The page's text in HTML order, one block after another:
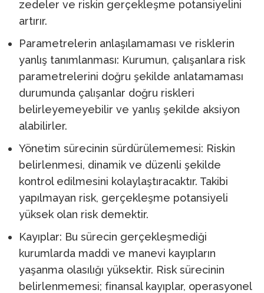
zedeler ve riskin gerçekleşme potansiyelini
artırır.
Parametrelerin anlaşılamaması ve risklerin
yanlış tanımlanması: Kurumun, çalışanlara risk
parametrelerini doğru şekilde anlatamaması
durumunda çalışanlar doğru riskleri
belirleyemeyebilir ve yanlış şekilde aksiyon
alabilirler.
Yönetim sürecinin sürdürülememesi: Riskin
belirlenmesi, dinamik ve düzenli şekilde
kontrol edilmesini kolaylaştıracaktır. Takibi
yapılmayan risk, gerçekleşme potansiyeli
yüksek olan risk demektir.
Kayıplar: Bu sürecin gerçekleşmediği
kurumlarda maddi ve manevi kayıpların
yaşanma olasılığı yüksektir. Risk sürecinin
belirlenmemesi; finansal kayıplar, operasyonel